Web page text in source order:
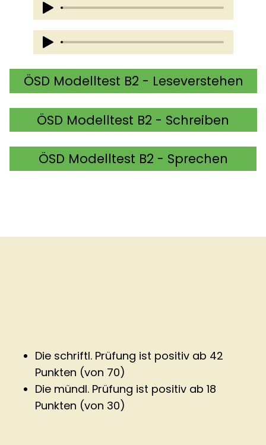
ÖSD Modelltest B2 - Leseverstehen
ÖSD Modelltest B2 - Schreiben
ÖSD Modelltest B2 - Sprechen
Die schriftl. Prüfung ist positiv ab 42
Punkten (von 70)
Die mündl. Prüfung ist positiv ab 18
Punkten (von 30)